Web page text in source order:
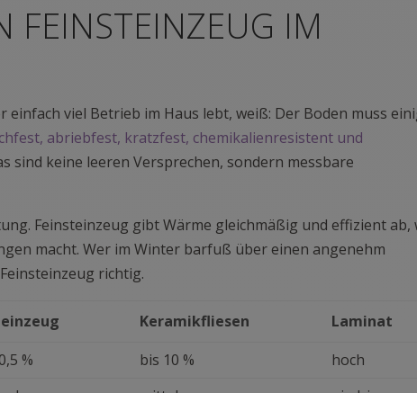
FEINSTEINZEUG IM
viel Betrieb im Haus lebt, weiß: Der Boden muss
abriebfest, kratzfest, chemikalienresistent und
sind keine leeren Versprechen, sondern messbare
Feinsteinzeug gibt Wärme gleichmäßig und effizient ab,
macht. Wer im Winter barfuß über einen angenehm
richtig.
Keramikfliesen
Laminat
% bis 10 %
hoch